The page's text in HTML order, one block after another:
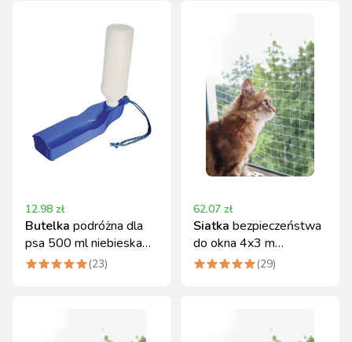
12.98 zł
Butelka podróżna dla
psa 500 ml niebieska
Kerbl
(23)
62.07 zł
Siatka bezpieczeństwa
do okna 4x3 m
przezroczysta Kerbl
(29)